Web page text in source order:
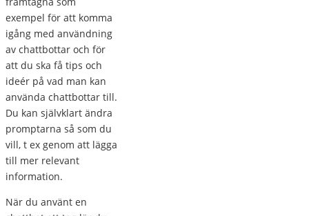
exempel för att komma
igång med användning
av chattbottar och för
att du ska få tips och
ideér på vad man kan
använda chattbottar till.
Du kan självklart ändra
promptarna så som du
vill, t ex genom att lägga
till mer relevant
information.
När du använt en